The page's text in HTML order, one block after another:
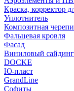
Краска, корректор
Уплотнитель
Композитная
Фальцевая кровля
Фасад
Виниловый сайдинг
DOCKE
Ю-пласт
GrandLine
Софиты